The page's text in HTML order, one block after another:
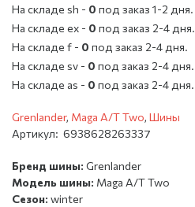
На складе sh - 0 под заказ 1-2 дня.
На складе ex - 0 под заказ 2-4 дня.
На складе f - 0 под заказ 2-4 дня.
На складе sv - 0 под заказ 2-4 дня.
На складе as - 0 под заказ 2-4 дня.
Grenlander, Maga A/T Two, Шины
Артикул: 6938628263337
Бренд шины: Grenlander
Модель шины: Maga A/T Two
Сезон: winter